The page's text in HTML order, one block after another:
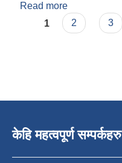
Read more
Pages
1 2 3
केहि महत्वपूर्ण सम्पर्कहरु